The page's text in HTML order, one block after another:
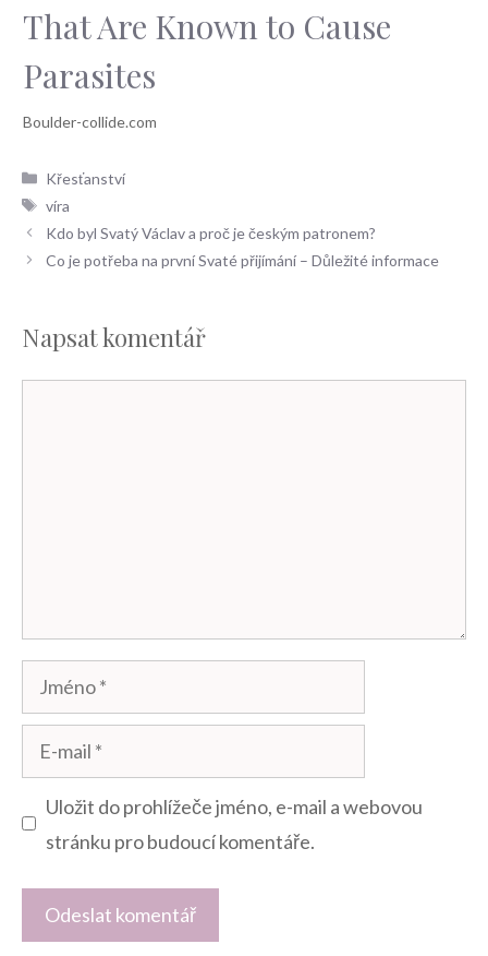
That Are Known to Cause
Parasites
Rubriky
Křesťanství
Štítky
víra
Kdo byl Svatý Václav a proč je českým patronem?
Co je potřeba na první Svaté přijímání – Důležité informace
Napsat komentář
Jméno
mail
Uložit do prohlížeče jméno, e-mail a webovou
stránku pro budoucí komentáře.